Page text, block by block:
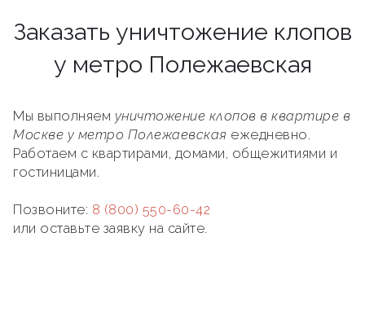
Заказать уничтожение клопов
у метро Полежаевская
Мы выполняем уничтожение клопов в квартире в
Москве у метро Полежаевская ежедневно.
Работаем с квартирами, домами, общежитиями и
гостиницами.
Позвоните: 8 (800) 550-60-42
или оставьте заявку на сайте.